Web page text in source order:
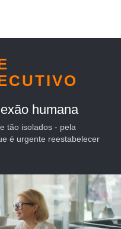
humana
tão isolados - pela
é urgente reestabelecer